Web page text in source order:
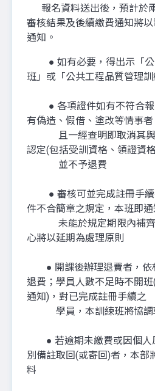
報名資料送出後，預計於
審核結果及後續繳費通知將
通知。
● 如有必要，得出示「公
班」或「公共工程品質管理
● 各項證件如有不符合報
有偽造、假借、塗改等情事
且一經查明即取消其與
認定(包括受訓資格、領證資
並不予退費
● 審核可並完成註冊手續
件不合簡章之規定，本班即
未能於規定期限內補齊(
心將以延期為處理原則
● 開課後辦理退費者，依
退費；學員人數不足時不開
通知)，對已完成註冊手續之
學員，本訓練班將協調
● 若逾期未繳費或因個人
別備註取回(或寄回)者，本部
料